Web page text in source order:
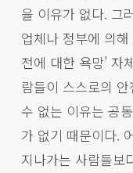
을 이유가 없다. 그
업체나 정부에 의
전에 대한 욕망’ 자
람들이 스스로의
수 없는 이유는 공
가 없기 때문이다.
지나가는 사람들보